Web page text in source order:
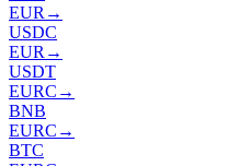
EUR →
USDC
EUR →
USDT
EURC →
BNB
EURC →
BTC